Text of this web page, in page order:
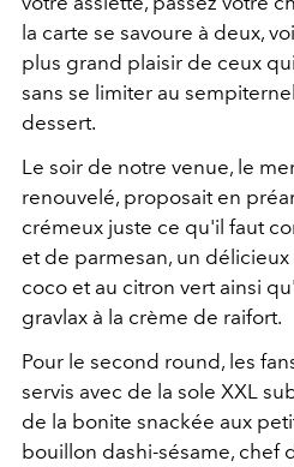
la carte se savoure à deux,
plus grand plaisir de ceux
sans se limiter au
dessert.
Le soir de notre venue, le
renouvelé, proposait en
crémeux juste ce qu'il faut
et de parmesan, un
coco et au citron vert ainsi
gravlax à la crème de raifort.
Pour le second round, les
servis avec de la sole XXL
de la bonite snackée aux
bouillon dashi-sésame, chef